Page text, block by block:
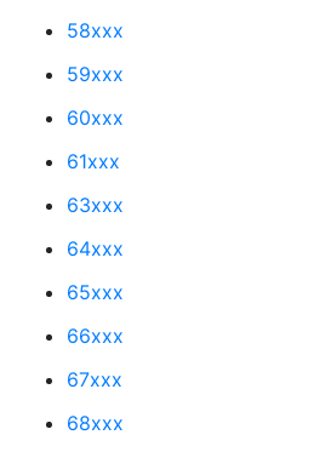
58xxx
59xxx
60xxx
61xxx
63xxx
64xxx
65xxx
66xxx
67xxx
68xxx